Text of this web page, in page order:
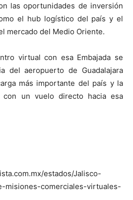
las oportunidades de inversión
el hub logístico del país y el
mercado del Medio Oriente.
virtual con esa Embajada se
del aeropuerto de Guadalajara
más importante del país y la
con un vuelo directo hacia esa
estados/Jalisco-
misiones-comerciales-virtuales-